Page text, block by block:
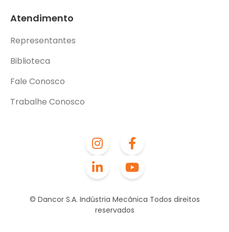
© Dancor S.A. Indústria Mecânica Todos direitos
reservados
Atendimento
Representantes
Biblioteca
Fale Conosco
Trabalhe Conosco